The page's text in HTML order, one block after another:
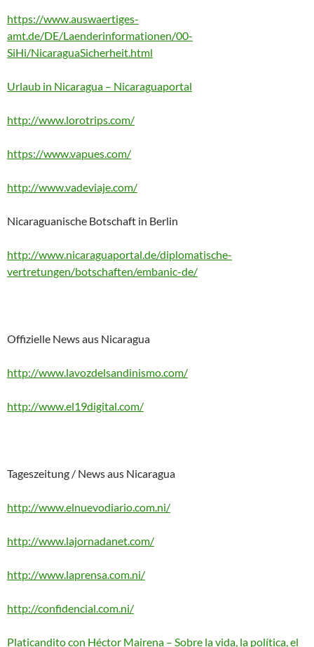
https://www.auswaertiges-
amt.de/DE/Laenderinformationen/00-
SiHi/NicaraguaSicherheit.html
Urlaub in Nicaragua – Nicaraguaportal
http://www.lorotrips.com/
https://www.vapues.com/
http://www.vadeviaje.com/
Nicaraguanische Botschaft in Berlin
http://www.nicaraguaportal.de/diplomatische-
vertretungen/botschaften/embanic-de/
Offizielle News aus Nicaragua
http://www.lavozdelsandinismo.com/
http://www.el19digital.com/
Tageszeitung / News aus Nicaragua
http://www.elnuevodiario.com.ni/
http://www.lajornadanet.com/
http://www.laprensa.com.ni/
http://confidencial.com.ni/
Platicandito con Héctor Mairena – Sobre la vida, la política, el